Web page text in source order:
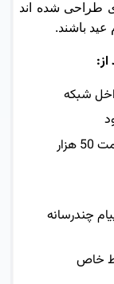
طراحی شده اند
عید باشند.
عرضه بسته ویژه 50 گیگابایتی نوروزی با قیمت 50 هزار
چندرسانه
خاص